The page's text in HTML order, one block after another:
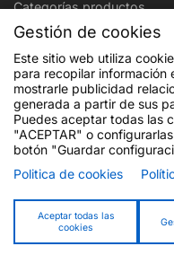
Gestión de cookies
Este sitio web utiliza
para recopilar información
mostrarle publicidad
generada a partir de sus
Puedes aceptar todas las
"ACEPTAR" o
botón "Guardar
Politica de cookies
Aceptar todas las
cookies
Categorías productos
Aviso legal
Politica de cookies
Financiado por la Unión
puntos de vista y las
autores y no reflejan
Europea. Ni la Unión
consideradas